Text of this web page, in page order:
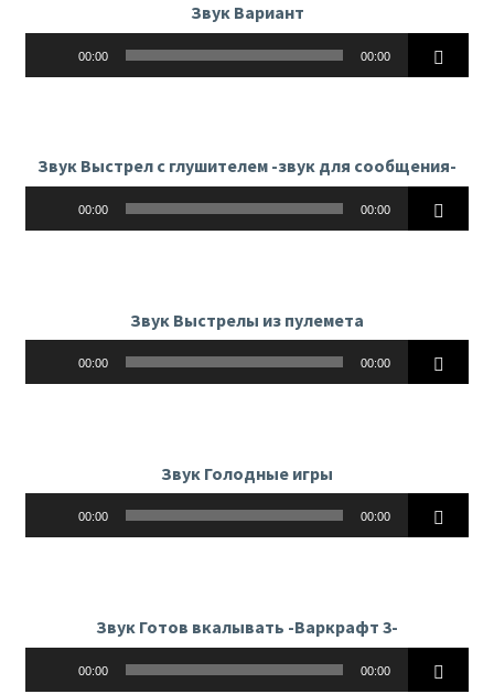
Звук Вариант
00:00 00:00
Звук Выстрел с глушителем -звук для сообщения-
00:00 00:00
Звук Выстрелы из пулемета
00:00 00:00
Звук Голодные игры
00:00 00:00
Звук Готов вкалывать -Варкрафт 3-
00:00 00:00